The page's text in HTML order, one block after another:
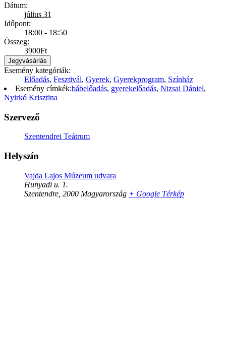
Dátum:
július 31
Időpont:
18:00 - 18:50
Összeg:
3900Ft
Jegyvásárlás
Esemény kategóriák:
Előadás, Fesztivál, Gyerek, Gyerekprogram, Színház
Esemény címkék:bábelőadás, gyerekelőadás, Nizsai Dániel,
Nyirkó Krisztina
Szervező
Szentendrei Teátrum
Helyszín
Vajda Lajos Múzeum udvara
Hunyadi u. 1.
Szentendre 2000 Magyarország + Google Térkép